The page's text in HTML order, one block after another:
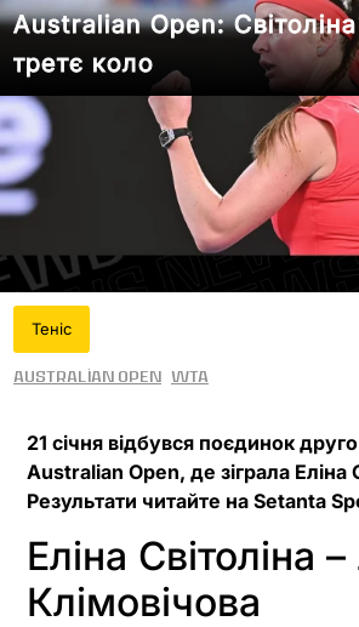
Australian Open:
третє коло
Теніс
Australian Open WTA
21 січня відбувся поєдинок
Australian Open, де зіграла Еліна
Результати читайте на Setanta
Еліна Світоліна
Клімовічова